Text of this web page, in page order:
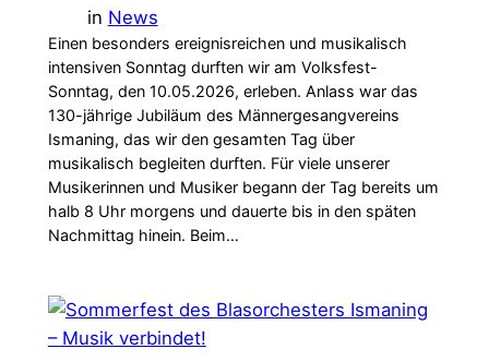
in News
Einen besonders ereignisreichen und musikalisch
intensiven Sonntag durften wir am Volksfest-
Sonntag, den 10.05.2026, erleben. Anlass war das
130-jährige Jubiläum des Männergesangvereins
Ismaning, das wir den gesamten Tag über
musikalisch begleiten durften. Für viele unserer
Musikerinnen und Musiker begann der Tag bereits um
halb 8 Uhr morgens und dauerte bis in den späten
Nachmittag hinein. Beim…